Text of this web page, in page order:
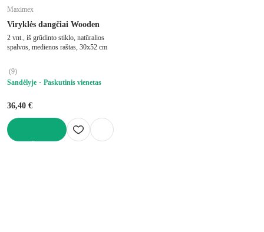
Maximex
Viryklės dangčiai Wooden
2 vnt., iš grūdinto stiklo, natūralios
spalvos, medienos raštas, 30x52 cm
(9)
Sandėlyje
Paskutinis vienetas
36,40 €